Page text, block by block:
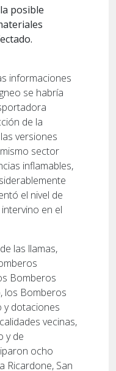
posible
informaciones
se habría
de la
versiones
sector
inflamables,
el nivel de
en el
las llamas,
Bomberos
los Bomberos
y dotaciones
vecinas,
y de
ocho
Ricardone, San